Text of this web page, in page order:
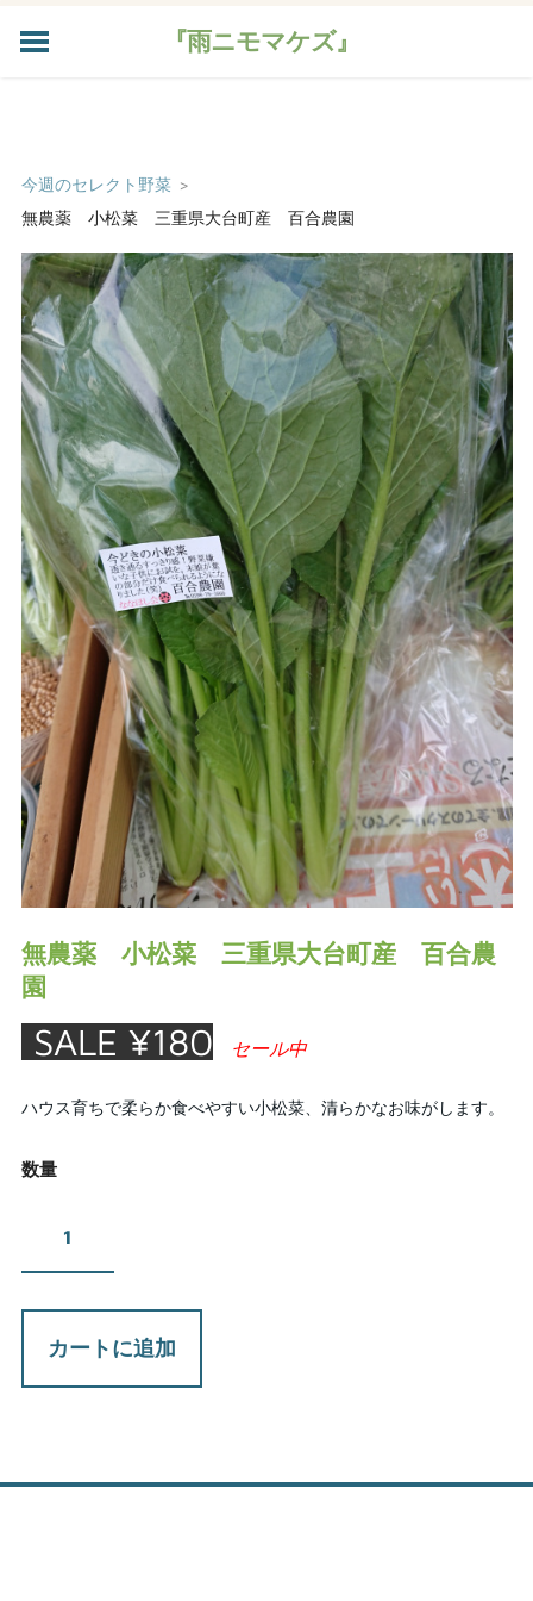
『雨ニモマケズ』
宅配のご案内
農家さんたち
畑のブログ
今週のセレクト野菜 >
無農薬 小松菜 三重県大台町産 百合農園
無農薬 小松菜 三重県大台町産 百合農
園
¥180 セール中
ハウス育ちで柔らか食べやすい小松菜、清らかなお味がします。
数量
カートに追加